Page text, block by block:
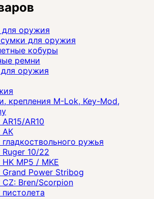
для оружия
для оружия
кобуры
ремни
оружия
крепления M-Lok, Key-Mod,
AR10
АК
ружья
10/22
MP5 / MKE
Grand Power Stribog
Bren/Scorpion